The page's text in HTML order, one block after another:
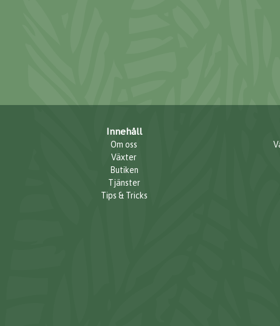
Innehåll
Om oss
Växter
Butiken
Tjänster
Tips & Tricks